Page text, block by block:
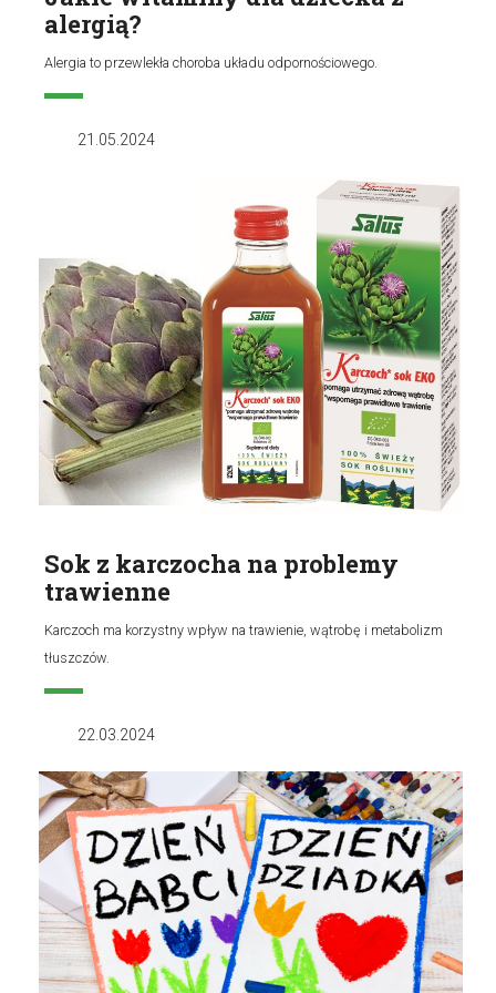
alergią?
Alergia to przewlekła choroba układu odpornościowego.
21.05.2024
Sok z karczocha na problemy
trawienne
Karczoch ma korzystny wpływ na trawienie, wątrobę i metabolizm
tłuszczów.
22.03.2024